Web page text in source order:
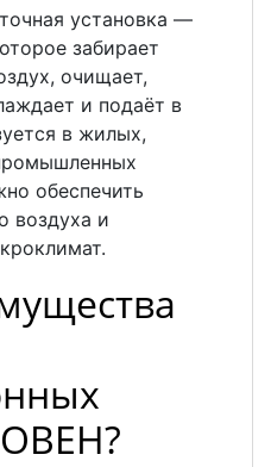
установка —
забирает
очищает,
и подаёт в
в жилых,
обеспечить
воздуха и